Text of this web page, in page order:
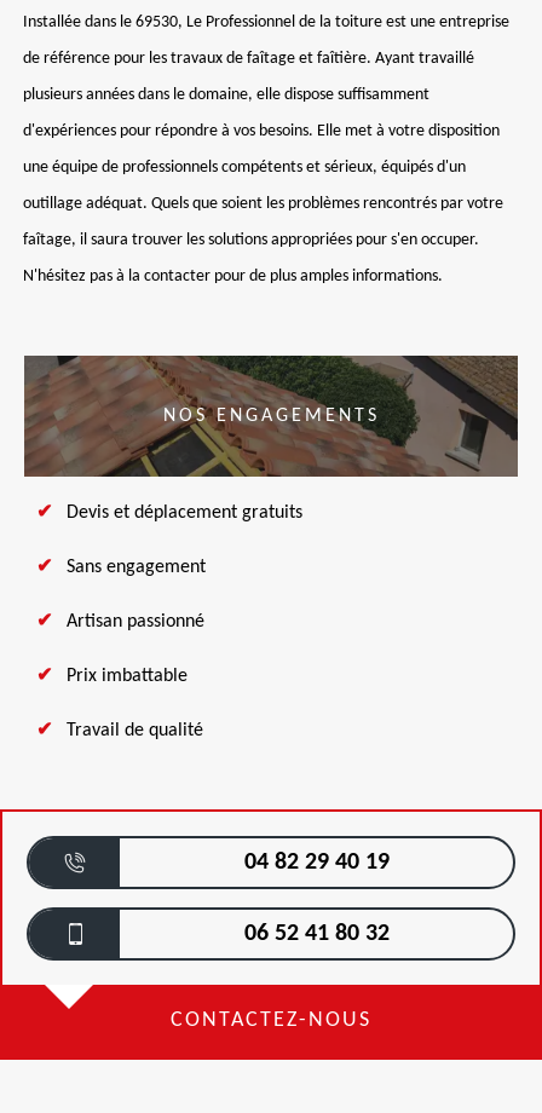
Installée dans le 69530, Le Professionnel de la toiture est une entreprise
de référence pour les travaux de faîtage et faîtière. Ayant travaillé
plusieurs années dans le domaine, elle dispose suffisamment
d'expériences pour répondre à vos besoins. Elle met à votre disposition
une équipe de professionnels compétents et sérieux, équipés d'un
outillage adéquat. Quels que soient les problèmes rencontrés par votre
faîtage, il saura trouver les solutions appropriées pour s'en occuper.
N'hésitez pas à la contacter pour de plus amples informations.
NOS ENGAGEMENTS
Devis et déplacement gratuits
Sans engagement
Artisan passionné
Prix imbattable
Travail de qualité
04 82 29 40 19
06 52 41 80 32
CONTACTEZ-NOUS